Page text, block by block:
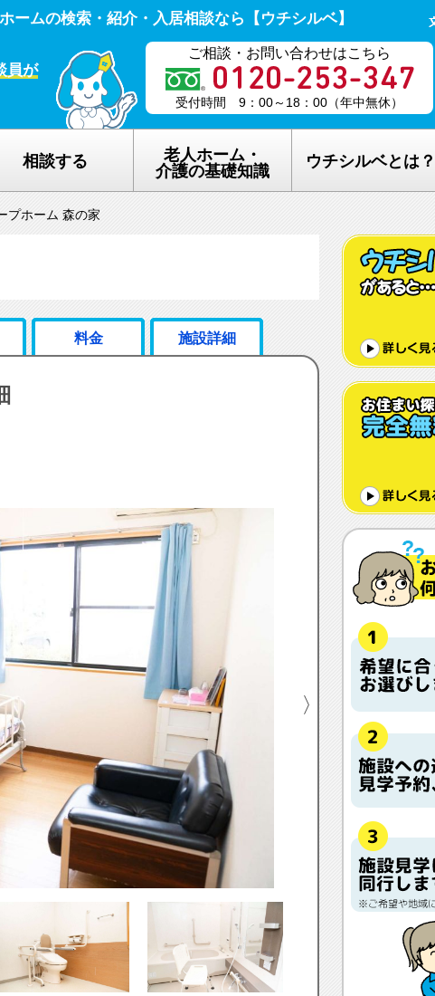
ームの検索・紹介・入居相談なら【ウチシルベ】
員が
ご相談・お問い合わせはこちら
受付時間 9：00～18：00（年中無休）
相談する
老人ホーム・
介護の基礎知識
老人ホームの種類
認知症について
ウチシルベとは？
老人ホーム探しが完全無
老人ホーム探し無料相談
ウチシルベのメリット
ウチシルベFC加盟につ
老人
い・
どん
希望
体調
ます
認知
入居
ある
入居
くれ
本当
他の
違う
プホーム 森の家
料金 施設詳細